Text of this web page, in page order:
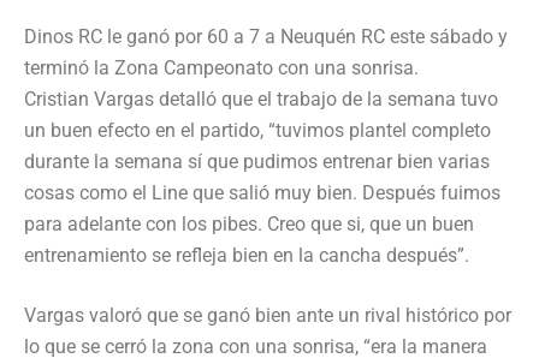
Dinos RC le ganó por 60 a 7 a Neuquén RC este sábado y
terminó la Zona Campeonato con una sonrisa.
Cristian Vargas detalló que el trabajo de la semana tuvo
un buen efecto en el partido, “tuvimos plantel completo
durante la semana sí que pudimos entrenar bien varias
cosas como el Line que salió muy bien. Después fuimos
para adelante con los pibes. Creo que si, que un buen
entrenamiento se refleja bien en la cancha después”.
Vargas valoró que se ganó bien ante un rival histórico por
lo que se cerró la zona con una sonrisa, “era la manera